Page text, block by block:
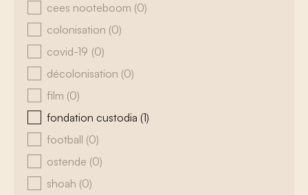
cees nooteboom (0)
colonisation (0)
covid-19 (0)
décolonisation (0)
film (0)
fondation custodia (1)
football (0)
ostende (0)
shoah (0)